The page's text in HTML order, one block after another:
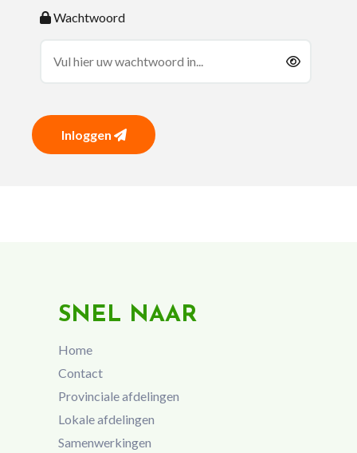
Wachtwoord
Inloggen
SNEL NAAR
Home
Contact
Provinciale afdelingen
Lokale afdelingen
Samenwerkingen